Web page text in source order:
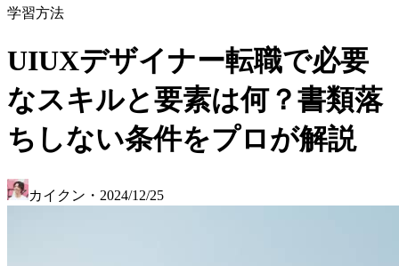
学習方法
UIUXデザイナー転職で必要
なスキルと要素は何？書類落
ちしない条件をプロが解説
カイクン ・ 2024/12/25